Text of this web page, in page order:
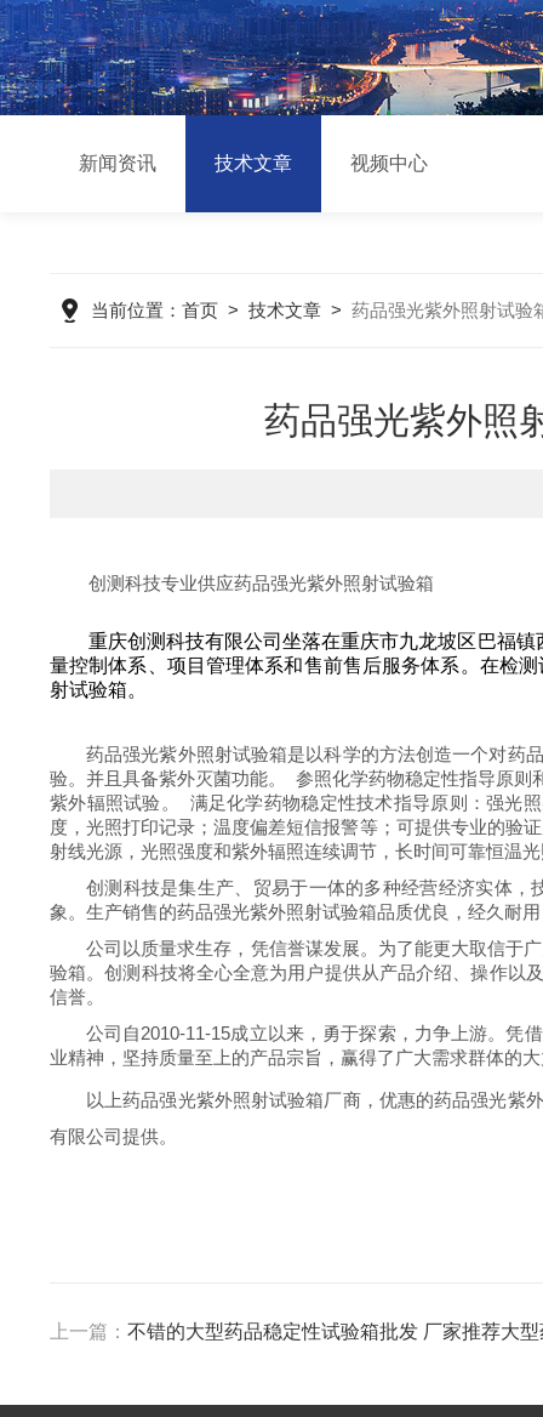
新闻资讯 技术文章 视频中心
当前位置： 首页> 技术文章> 药品强光紫外照射试验
药品强光紫外照
创测科技专业供应药品强光紫外照射试验箱
重庆创测科技有限公司坐落在重庆市九龙坡区巴福
量控制体系、项目管理体系和售前售后服务体系。在检
射试验箱。
药品强光紫外照射试验箱是以科学的方法创造一个对药
验。并且具备紫外灭菌功能。 参照化学药物稳定性指导原
紫外辐照试验。 满足化学药物稳定性技术指导原则：强光
度，光照打印记录；温度偏差短信报警等；可提供专业的验
射线光源，光照强度和紫外辐照连续调节，长时间可靠恒温
创测科技是集生产、贸易于一体的多种经营经济实体
象。生产销售的药品强光紫外照射试验箱品质优良，经久耐
公司以质量求生存，凭信誉谋发展。为了能更大取信于
验箱。创测科技将全心全意为用户提供从产品介绍、操作以
信誉。
公司自2010-11-15成立以来，勇于探索，力争上游。凭
业精神，坚持质量至上的产品宗旨，赢得了广大需求群体的
以上药品强光紫外照射试验箱厂商，优惠的药品强光紫
有限公司提供。
上一篇： 不错的大型药品稳定性试验箱批发 厂家推荐大